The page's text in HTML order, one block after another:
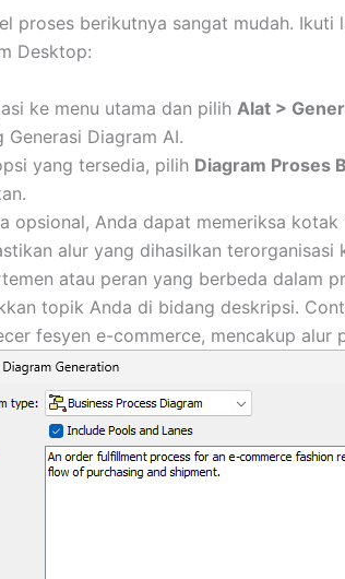
proses berikutnya sangat mudah.
Desktop:
ke menu utama dan pilih Alat >
Generasi Diagram AI.
yang tersedia, pilih Diagram Proses
opsional, Anda dapat memeriksa kotak
alur yang dihasilkan
atau peran yang berbeda dalam
topik Anda di bidang deskripsi.
fesyen e-commerce, mencakup alur